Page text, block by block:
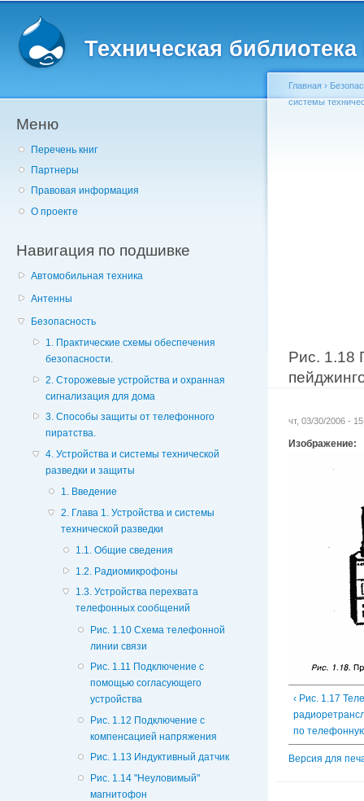
Техническая
Меню
Перечень книг
Партнеры
Правовая информация
О проекте
Навигация по подшивке
Автомобильная техника
Антенны
Безопасность
1. Практические схемы обеспечения
безопасности.
2. Сторожевые устройства и охранная
сигнализация для дома
3. Способы защиты от телефонного
пиратства.
4. Устройства и системы технической
разведки и защиты
1. Введение
2. Глава 1. Устройства и системы
технической разведки
1.1. Общие сведения
1.2. Радиомикрофоны
1.3. Устройства перехвата
телефонных сообщений
Рис. 1.10 Схема телефонной
линии связи
Рис. 1.11 Подключение с
помощью согласующего
устройства
Рис. 1.12 Подключение с
компенсацией напряжения
Рис. 1.13 Индуктивный датчик
Рис. 1.14 "Неуловимый"
магнитофон
Главная ›
системы
Рис. 1.18
чт, 03/30/2006 -
Изображение:
‹ Рис. 1.17
по
Версия для